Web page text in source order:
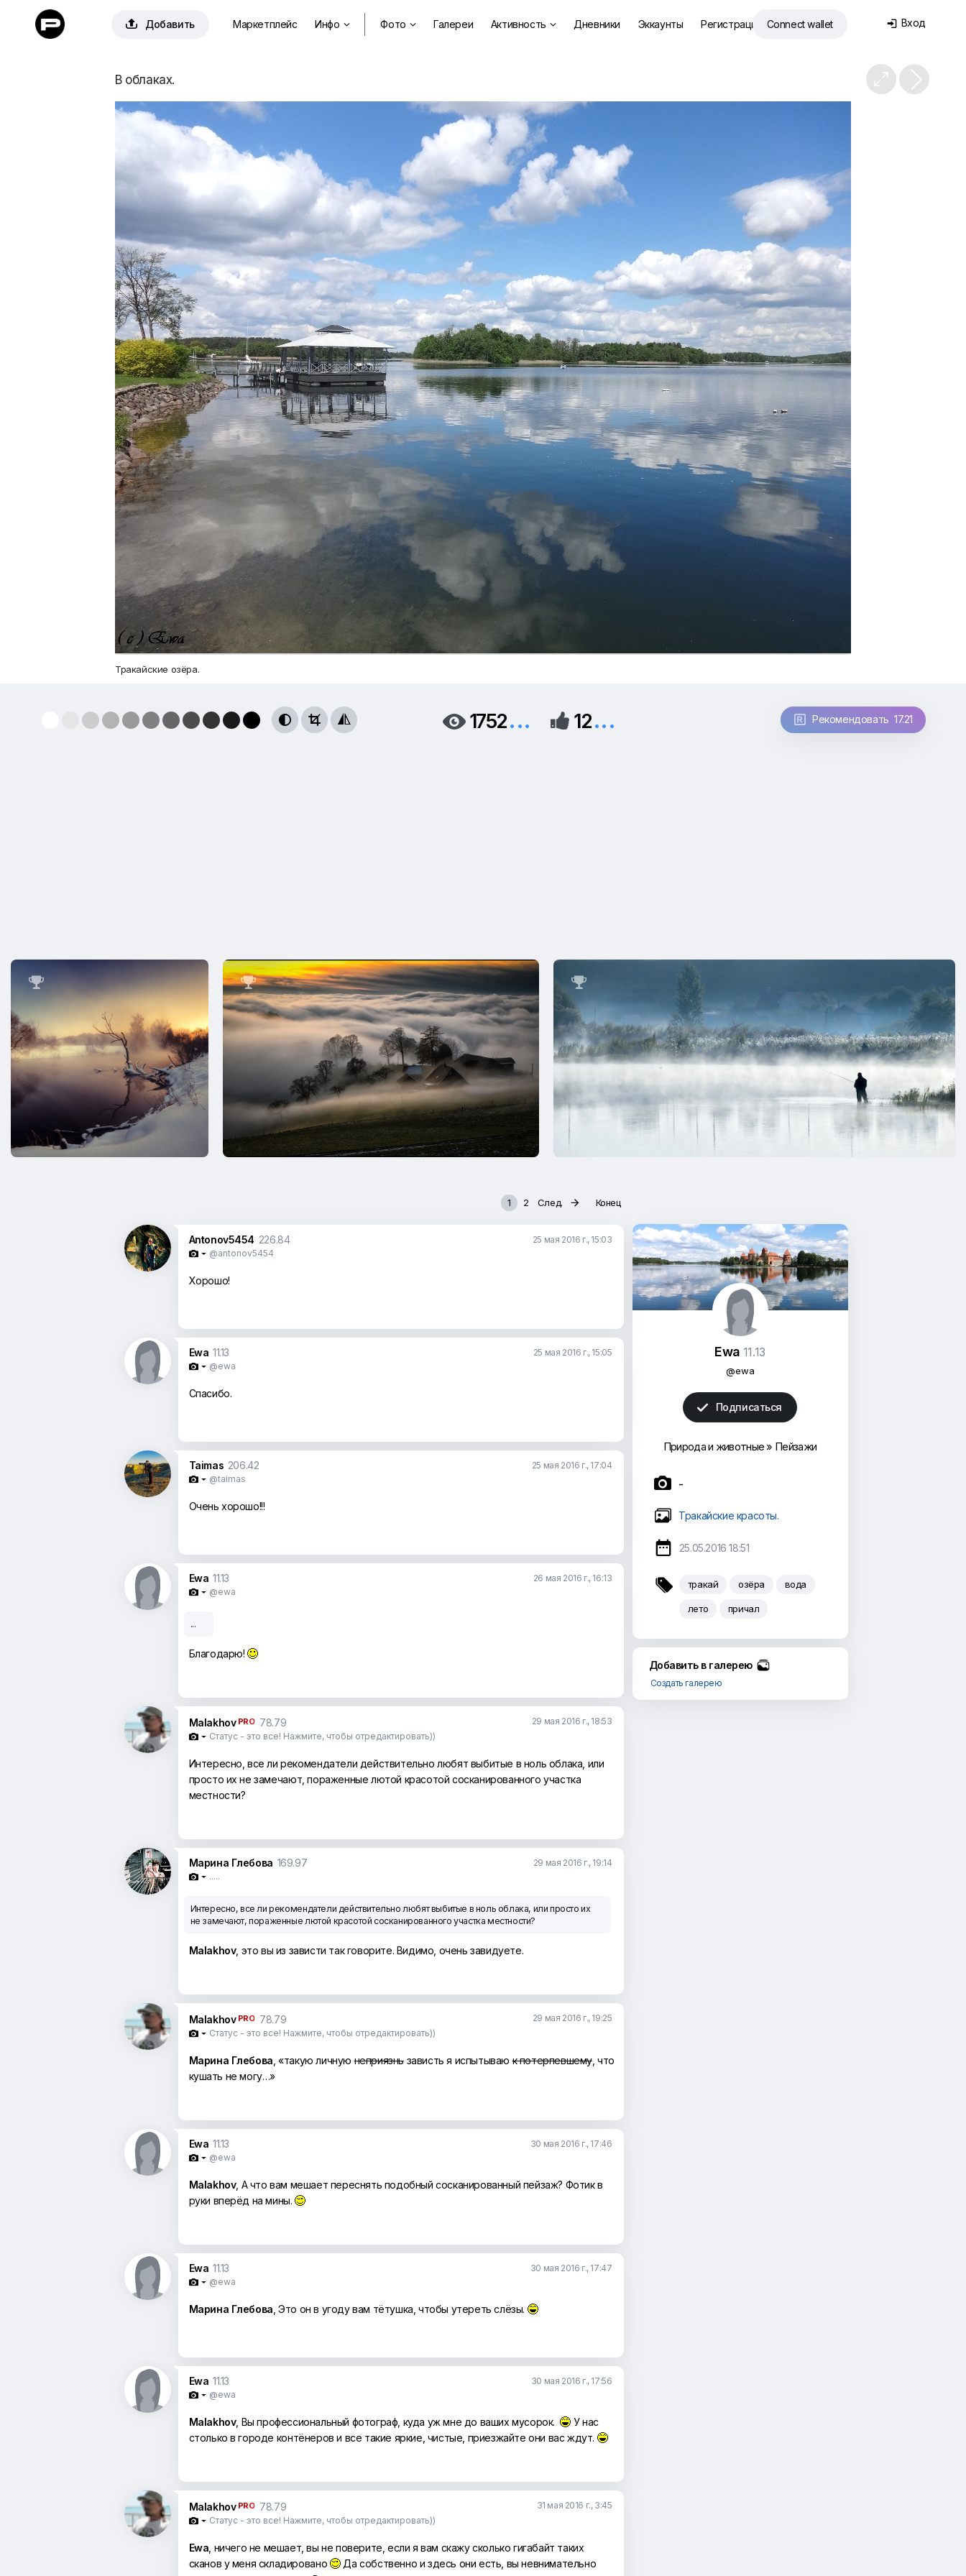
 Добавить Маркетплейс Инфо  Фото  Галереи Активность  Дневники Эккаунты Регистрация Connect wallet  Вход

В облаках.
Тракайские озёра.
   1752...  12...  Рекомендовать 17.21
  
1 2 След.  Конец
Antonov5454 226.84 25 мая 2016 г., 15:03
 @antonov5454
Хорошо!
Ewa 11.13 25 мая 2016 г., 15:05
 @ewa
Спасибо.
Taimas 206.42 25 мая 2016 г., 17:04
 @taimas
Очень хорошо!!!
Ewa 11.13 26 мая 2016 г., 16:13
 @ewa
...
Благодарю!
Malakhov PRO 78.79 29 мая 2016 г., 18:53
 Статус - это все! Нажмите, чтобы отредактировать))
Интересно, все ли рекомендатели действительно любят выбитые в ноль облака, или
просто их не замечают, пораженные лютой красотой сосканированного участка
местности?
Марина Глебова 169.97 29 мая 2016 г., 19:14
 .....
Интересно, все ли рекомендатели действительно любят выбитые в ноль облака, или просто их
не замечают, пораженные лютой красотой сосканированного участка местности?
Malakhov, это вы из зависти так говорите. Видимо, очень завидуете.
Malakhov PRO 78.79 29 мая 2016 г., 19:25
 Статус - это все! Нажмите, чтобы отредактировать))
Марина Глебова , «такую личнуюнеприязньзависть я испытываюк потерпевшему, что
кушать не могу…»
Ewa 11.13 30 мая 2016 г., 17:46
 @ewa
Malakhov, А что вам мешает переснять подобный сосканированный пейзаж? Фотик в
руки вперёд на мины.
Ewa 11.13 30 мая 2016 г., 17:47
 @ewa
Марина Глебова , Это он в угоду вам тётушка, чтобы утереть слёзы.
Ewa 11.13 30 мая 2016 г., 17:56
 @ewa
Malakhov, Вы профессиональный фотограф, куда уж мне до ваших мусорок.
У нас
столько в городе контёнеров и все такие яркие, чистые, приезжайте они вас ждут.
Malakhov PRO 78.79 31 мая 2016 г., 3:45
 Статус - это все! Нажмите, чтобы отредактировать))
Ewa , ничего не мешает, вы не поверите, если я вам скажу сколько гигабайт таких
сканов у меня складировано
Да собственно и здесь они есть, вы невнимательно
Ewa 11.13
@ewa
 Подписаться
Природа и животные» Пейзажи
 -
Тракайские красоты.
 25.05.2016 18:51
 тракай озёра вода
лето причал
Добавить в галерею
Создать галерею